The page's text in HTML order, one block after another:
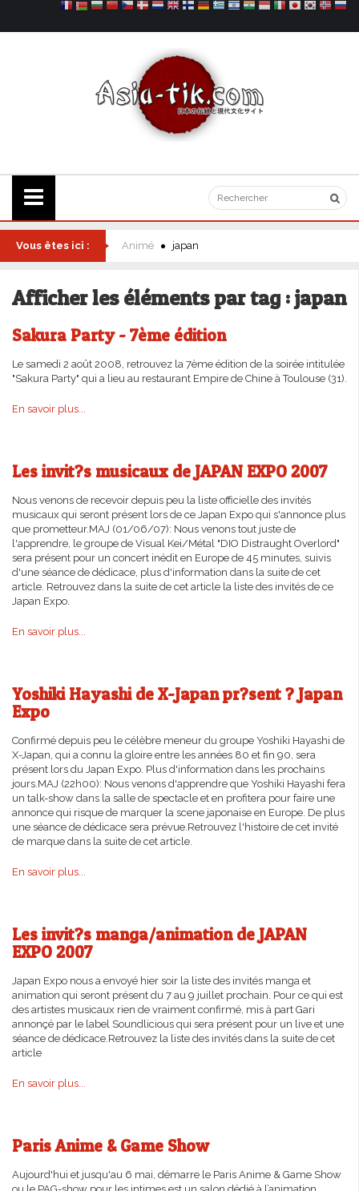
Vous êtes ici : Animé japan
Afficher les éléments par tag : japan
Sakura Party - 7ème édition
Le samedi 2 août 2008, retrouvez la 7ème édition de la soirée intitulée
"Sakura Party" qui a lieu au restaurant Empire de Chine à Toulouse (31).
En savoir plus...
Les invit?s musicaux de JAPAN EXPO 2007
Nous venons de recevoir depuis peu la liste officielle des invités
musicaux qui seront présent lors de ce Japan Expo qui s'annonce plus
que prometteur.MAJ (01/06/07): Nous venons tout juste de
l'apprendre, le groupe de Visual Kei/Métal "DIO Distraught Overlord"
sera présent pour un concert inédit en Europe de 45 minutes, suivis
d'une séance de dédicace, plus d'information dans la suite de cet
article. Retrouvez dans la suite de cet article la liste des invités de ce
Japan Expo.
En savoir plus...
Yoshiki Hayashi de X-Japan pr?sent ? Japan
Expo
Confirmé depuis peu le célèbre meneur du groupe Yoshiki Hayashi de
X-Japan, qui a connu la gloire entre les années 80 et fin 90, sera
présent lors du Japan Expo. Plus d'information dans les prochains
jours.MAJ (22h00): Nous venons d'apprendre que Yoshiki Hayashi fera
un talk-show dans la salle de spectacle et en profitera pour faire une
annonce qui risque de marquer la scene japonaise en Europe. De plus
une séance de dédicace sera prévue.Retrouvez l'histoire de cet invité
de marque dans la suite de cet article.
En savoir plus...
Les invit?s manga/animation de JAPAN
EXPO 2007
Japan Expo nous a envoyé hier soir la liste des invités manga et
animation qui seront présent du 7 au 9 juillet prochain. Pour ce qui est
des artistes musicaux rien de vraiment confirmé, mis à part Gari
annonçé par le label Soundlicious qui sera présent pour un live et une
séance de dédicace.Retrouvez la liste des invités dans la suite de cet
article
En savoir plus...
Paris Anime & Game Show
Aujourd'hui et jusqu'au 6 mai, démarre le Paris Anime & Game Show